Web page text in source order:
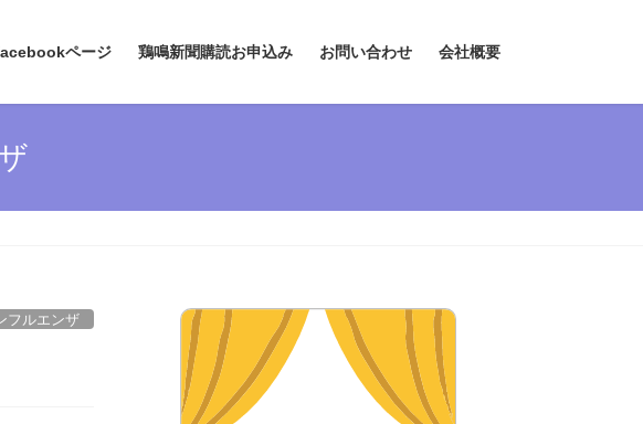
ページ 鶏鳴新聞購読お申込み お問い合わせ 会社概要
フルエンザ